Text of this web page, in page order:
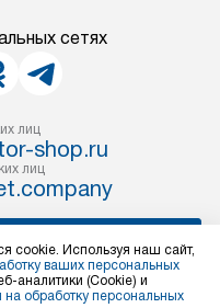
сетях
лиц
shop.ru
лиц
cookie. Используя наш сайт,
ваших персональных
аналитики (Cookie) и
на обработку персональных